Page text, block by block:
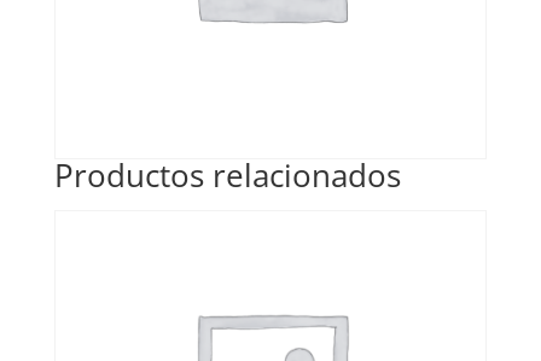
Productos relacionados